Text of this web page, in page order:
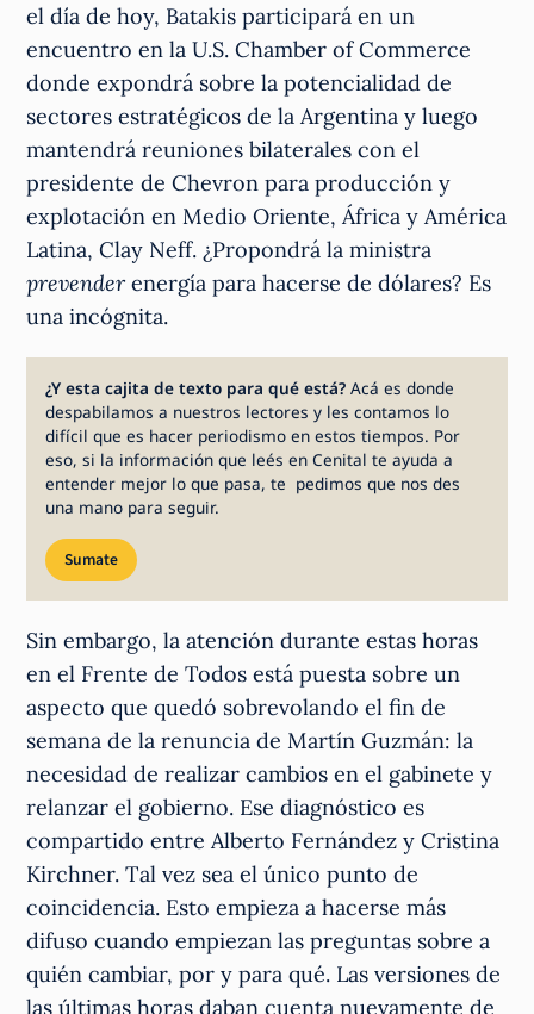
el día de hoy, Batakis participará en un
encuentro en la U.S. Chamber of Commerce
donde expondrá sobre la potencialidad de
sectores estratégicos de la Argentina y luego
mantendrá reuniones bilaterales con el
presidente de Chevron para producción y
explotación en Medio Oriente, África y América
Latina, Clay Neff. ¿Propondrá la ministra
prevenderenergía para hacerse de dólares? Es
una incógnita.
¿Y esta cajita de texto para qué está?Acá es donde
despabilamos a nuestros lectores y les contamos lo
difícil que es hacer periodismo en estos tiempos. Por
eso, si la información que leés en Cenital te ayuda a
entender mejor lo que pasa, te pedimos que nos des
una mano para seguir.
Sumate
Sin embargo, la atención durante estas horas
en el Frente de Todos está puesta sobre un
aspecto que quedó sobrevolando el fin de
semana de la renuncia de Martín Guzmán: la
necesidad de realizar cambios en el gabinete y
relanzar el gobierno. Ese diagnóstico es
compartido entre Alberto Fernández y Cristina
Kirchner. Tal vez sea el único punto de
coincidencia. Esto empieza a hacerse más
difuso cuando empiezan las preguntas sobre a
quién cambiar, por y para qué. Las versiones de
las últimas horas daban cuenta nuevamente de